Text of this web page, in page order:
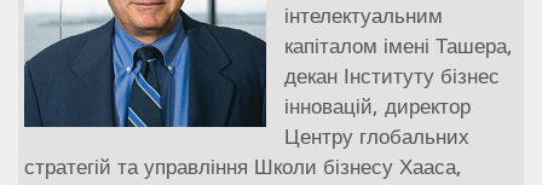
інтелектуальним
капіталом імені Ташера,
декан Інституту бізнес
інновацій, директор
Центру глобальних
стратегій та управління Школи бізнесу Хааса,